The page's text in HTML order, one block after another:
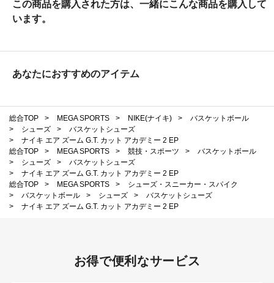
この商品を購入された方は、一緒にこんな商品を購入して
います。
あなたにおすすめのアイテム
総合TOP > MEGA SPORTS > NIKE(ナイキ) >
バスケットボール
>
シューズ >
バスケットシューズ
>
ナイキ エア ズーム G.T. カット アカデミー 2 EP
総合TOP
> MEGA SPORTS > 競技・スポーツ >
バスケットボール
>
シューズ >
バスケットシューズ
>
ナイキ エア ズーム G.T. カット アカデミー 2 EP
総合TOP
> MEGA SPORTS >
シューズ・スニーカー・スパイク
>
バスケットボール > シューズ >
バスケットシューズ
>
ナイキ エア ズーム G.T. カット アカデミー 2 EP
お得で便利なサービス